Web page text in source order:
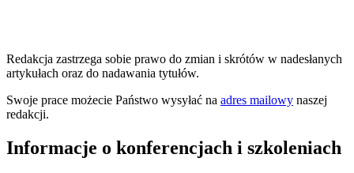
Redakcja zastrzega sobie prawo do zmian i skrótów w nadesłanych
artykułach oraz do nadawania tytułów.
Swoje prace możecie Państwo wysyłać na adres mailowy naszej
redakcji.
Informacje o konferencjach i szkoleniach